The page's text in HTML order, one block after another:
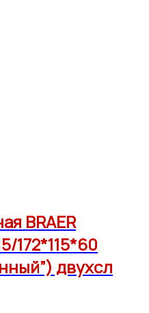
BRAER
172*115*60
двухсл